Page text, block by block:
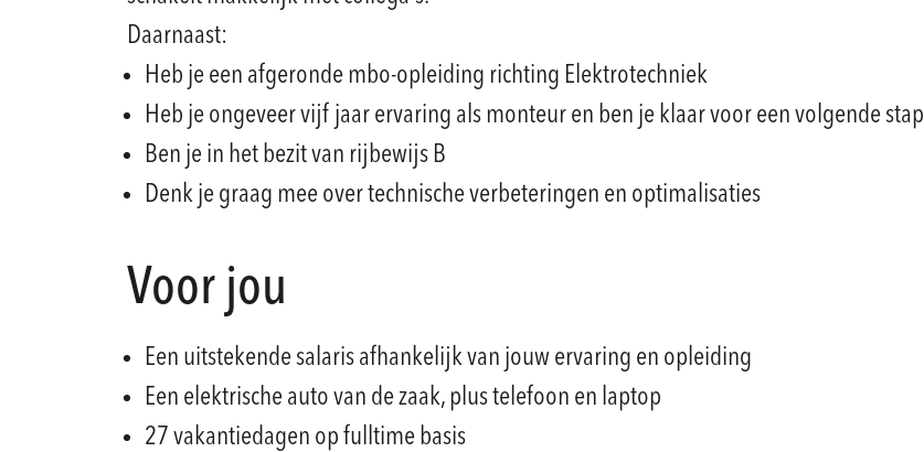
Daarnaast:
Heb je een afgeronde mbo-opleiding richting Elektrotechniek
Heb je ongeveer vijf jaar ervaring als monteur en ben je klaar voor een volgende stap
Ben je in het bezit van rijbewijs B
Denk je graag mee over technische verbeteringen en optimalisaties
Voor jou
Een uitstekende salaris afhankelijk van jouw ervaring en opleiding
Een elektrische auto van de zaak, plus telefoon en laptop
27 vakantiedagen op fulltime basis